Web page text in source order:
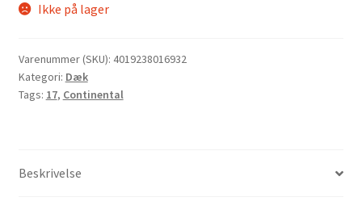
Ikke på lager
Varenummer (SKU): 4019238016932
Kategori: Dæk
Tags: 17, Continental
Beskrivelse